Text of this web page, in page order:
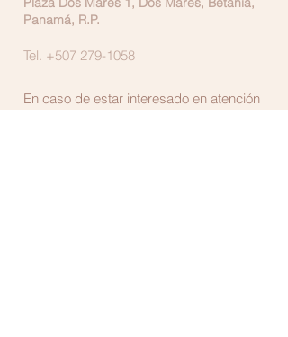
En caso de estar interesado en atención
Panamá, R.P.
Tel. +507 279-1058